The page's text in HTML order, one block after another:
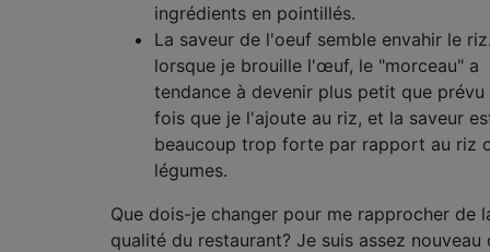
ingrédients en pointillés.
La saveur de l'oeuf semble envahir le
lorsque je brouille l'œuf, le "morceau" a
tendance à devenir plus petit que prévu
fois que je l'ajoute au riz, et la saveur
beaucoup trop forte par rapport au riz
légumes.
Que dois-je changer pour me rapprocher de
qualité du restaurant? Je suis assez nouveau